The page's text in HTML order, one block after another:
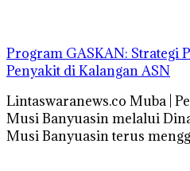
Program GASKAN: Strategi
Penyakit di Kalangan ASN
Lintaswaranews.co Muba |
Musi Banyuasin melalui
Musi Banyuasin terus